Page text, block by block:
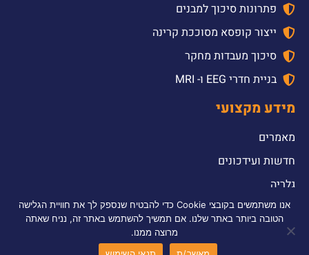
פתרונות סיכוך למבנים
ייצור קופסא מסוככת קרינה
סיכוך מעבדות מחקר
בניית חדרי EEG ו- MRI
מידע מקצועי
מאמרים
חדשות ועידכונים
גלריה
2026 © כל הזכויות שמורות לדולב אלקטרומכניקה טכלנוגיה והנדסה בע”מ |
עוצב ונבנה ע”י סטודיו מור יוסף|אקסטרה קידום אתרים
אנו משתמשים בקובצי Cookie כדי להבטיח שנספק לך את חוויית הגלישה
הטובה ביותר באתר שלנו. אם תמשיך להשתמש באתר זה, נניח שאתה
מרוצה ממנו.